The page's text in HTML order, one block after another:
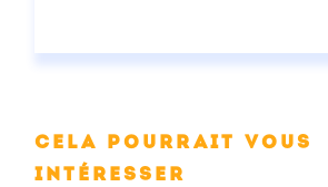
Cela pourrait vous
intéresser